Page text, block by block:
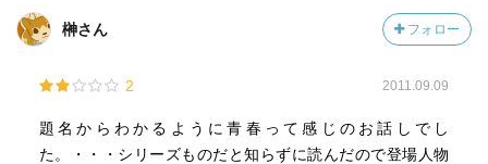
榊さん フォロー
2 2011.09.09
題名からわかるように青春って感じのお話しでし
た。・・・シリーズものだと知らずに読んだので登場人物